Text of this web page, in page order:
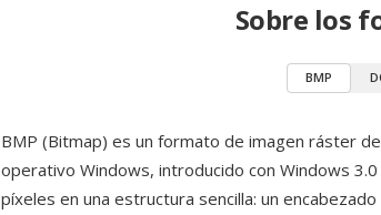
Sobre los
BMP
BMP (Bitmap) es un formato de imagen ráster
operativo Windows, introducido con Windows
píxeles en una estructura sencilla: un